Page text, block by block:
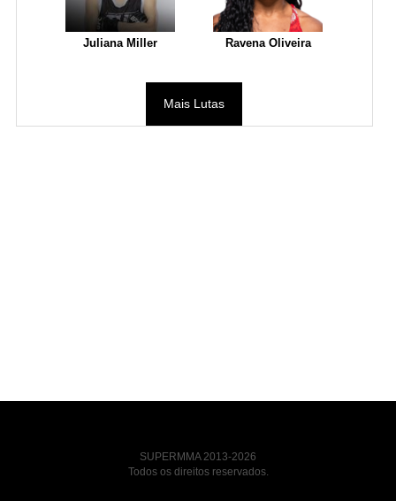
Juliana Miller Ravena Oliveira
Mais Lutas
SUPERMMA 2013-2026
Todos os direitos reservados.